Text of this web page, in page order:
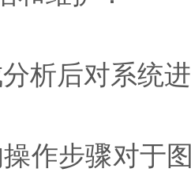
后对系统进
步骤对于图